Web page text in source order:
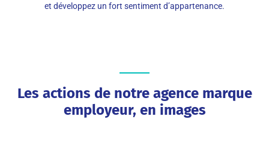
et développez un fort sentiment d’appartenance.
Les actions de notre agence marque
employeur, en images